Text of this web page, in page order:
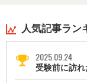
人気記事ラン
2025.09.24
受験前に訪